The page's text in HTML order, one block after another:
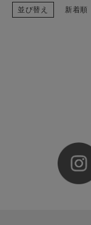
並び替え 新着順